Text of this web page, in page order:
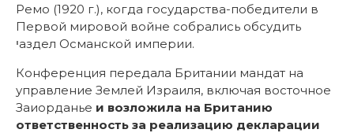
Ремо (1920 г.), когда государства-победители в
Первой мировой войне собрались обсудить
יаздел Османской империи.
Конференция передала Британии мандат на
управление Землей Израиля, включая восточное
Заиорданье и возложила на Британию
ответственность за реализацию декларации